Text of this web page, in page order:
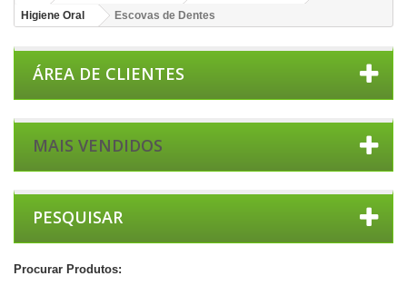
Higiene Oral
Escovas de Dentes
ÁREA DE CLIENTES
MAIS VENDIDOS
PESQUISAR
Procurar Produtos: